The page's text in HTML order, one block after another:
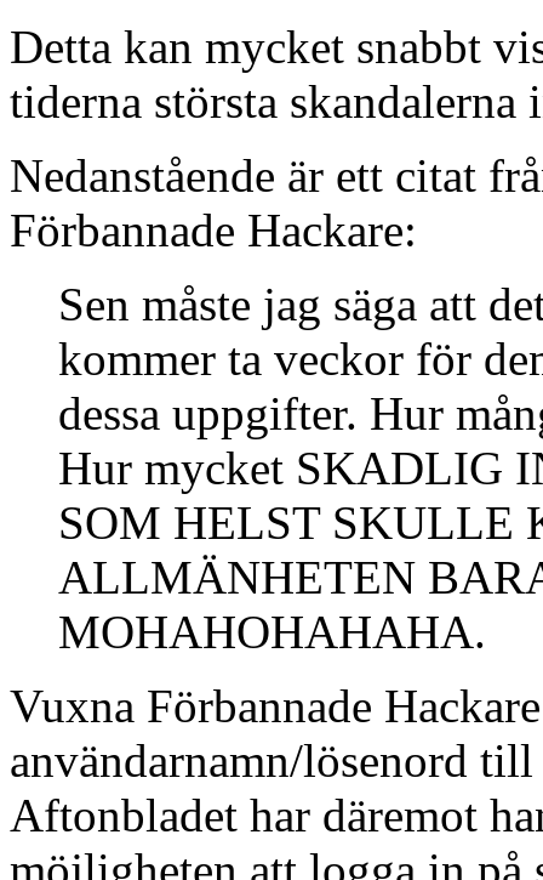
Detta kan mycket snabbt
tiderna största
Nedanstående är ett citat
Förbannade Hackare:
Sen måste jag säga att
kommer ta veckor för
dessa uppgifter. Hur
Hur mycket SKADLIG
SOM HELST
ALLMÄNHETEN
MOHAHOHAHAHA.
Vuxna Förbannade
användarnamn/lösenord
Aftonbladet har däremot
möjligheten att logga in på